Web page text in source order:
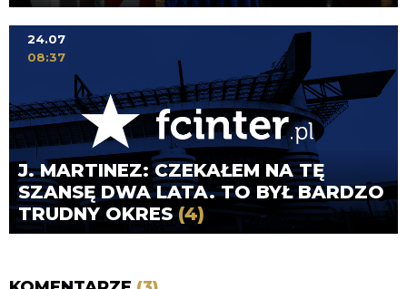
J. MARTINEZ: CZEKAŁEM NA TĘ
SZANSĘ DWA LATA. TO BYŁ BARDZO
TRUDNY OKRES(4)
24.07
08:37